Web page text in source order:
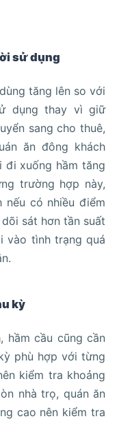
sử dụng
tăng lên so với
dụng thay vì giữ
sang cho thuê,
ăn đông khách
đi xuống hầm tăng
trường hợp này,
nếu có nhiều điểm
sát hơn tần suất
vào tình trạng quá
kỳ
hầm cầu cũng cần
phù hợp với từng
kiểm tra khoảng
nhà trọ, quán ăn
cao nên kiểm tra